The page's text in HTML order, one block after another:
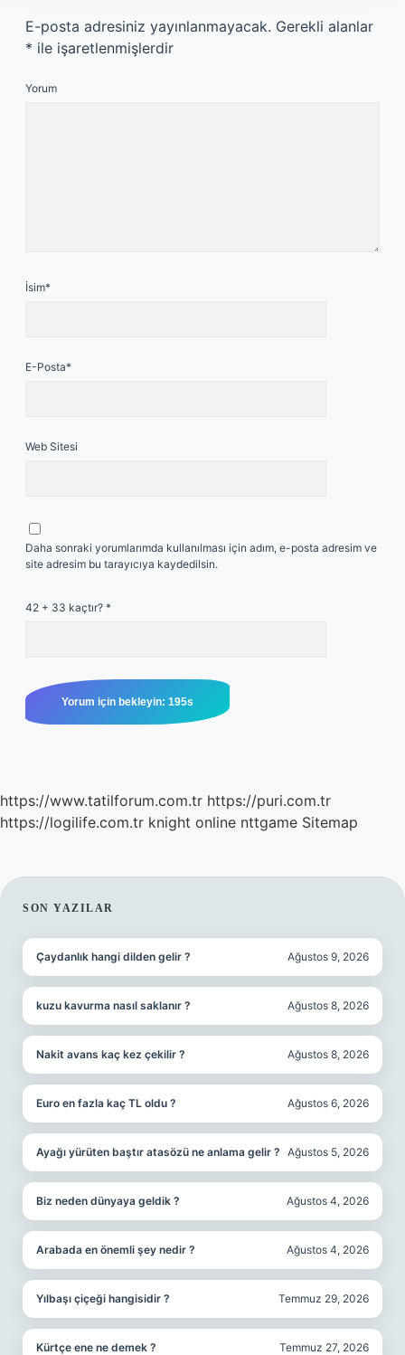
E-posta adresiniz yayınlanmayacak. Gerekli alanlar
* ile işaretlenmişlerdir
Yorum
İsim*
E-Posta*
Web Sitesi
Daha sonraki yorumlarımda kullanılması için adım, e-posta adresim ve
site adresim bu tarayıcıya kaydedilsin.
42 + 33 kaçtır? *
https://www.tatilforum.com.tr https://puri.com.tr
https://logilife.com.tr knight online nttgame Sitemap
SIDEBAR
SON YAZILAR
Çaydanlık hangi dilden gelir ? Ağustos 9, 2026
kuzu kavurma nasıl saklanır ? Ağustos 8, 2026
Nakit avans kaç kez çekilir ? Ağustos 8, 2026
Euro en fazla kaç TL oldu ? Ağustos 6, 2026
Ayağı yürüten baştır atasözü ne anlama gelir ? Ağustos 5, 2026
Biz neden dünyaya geldik ? Ağustos 4, 2026
Arabada en önemli şey nedir ? Ağustos 4, 2026
Yılbaşı çiçeği hangisidir ? Temmuz 29, 2026
Kürtçe ene ne demek ? Temmuz 27, 2026